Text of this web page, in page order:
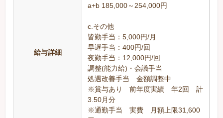
給与詳細
a+b 185,000～254,000円
c.その他
皆勤手当：5,000円/月
早遅手当：400円/回
夜勤手当：12,000円/回
調整(能力給)・会議手当
処遇改善手当 金額調整中
※賞与あり 前年度実績 年2回 計
3.50月分
※通勤手当 実費 月額上限31,600